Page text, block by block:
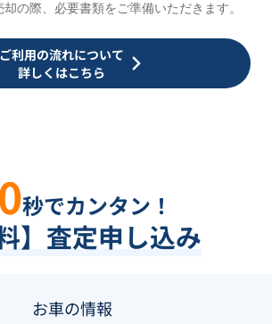
の際、必要書類をご準備いただきます。
ご利用の流れについて
詳しくはこちら
秒でカンタン！
料】査定申し込み
お車の情報